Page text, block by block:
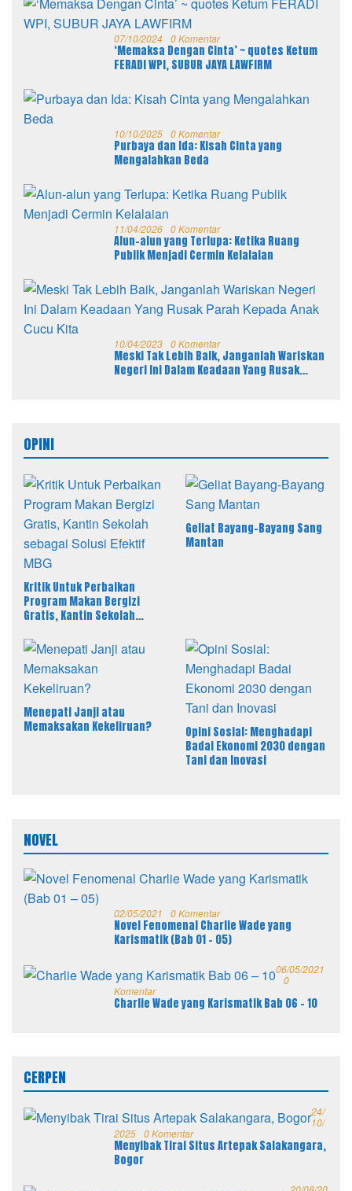
07/10/2024 0 Komentar
‘Memaksa Dengan Cinta’ ~ quotes Ketum
FERADI WPI, SUBUR JAYA LAWFIRM
10/10/2025 0 Komentar
Purbaya dan Ida: Kisah Cinta yang
Mengalahkan Beda
11/04/2026 0 Komentar
Alun-alun yang Terlupa: Ketika Ruang
Publik Menjadi Cermin Kelalaian
10/04/2023 0 Komentar
Meski Tak Lebih Baik, Janganlah Wariskan
Negeri Ini Dalam Keadaan Yang Rusak
OPINI
Kritik Untuk Perbaikan
Program Makan Bergizi
Gratis, Kantin Sekolah
Geliat Bayang-Bayang Sang
Mantan
Menepati Janji atau
Memaksakan Kekeliruan?
Opini Sosial: Menghadapi
Badai Ekonomi 2030 dengan
Tani dan Inovasi
NOVEL
02/05/2021 0 Komentar
Novel Fenomenal Charlie Wade yang
Karismatik (Bab 01 – 05)
06/05/2021
0
Komentar
Charlie Wade yang Karismatik Bab 06 – 10
CERPEN
24/
10/
2025 0 Komentar
Menyibak Tirai Situs Artepak Salakangara,
Bogor